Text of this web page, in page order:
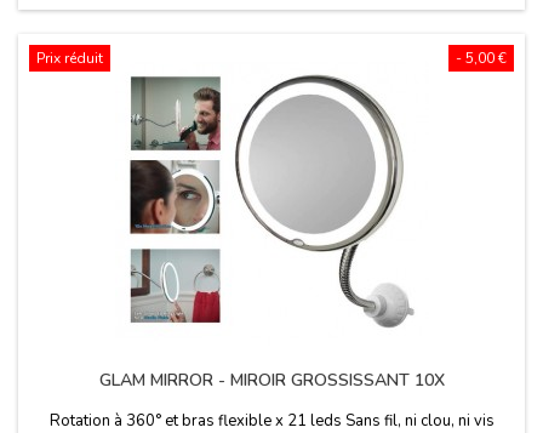
- 5,00 €
Prix réduit
GLAM MIRROR - MIROIR GROSSISSANT 10X
Rotation à 360° et bras flexible x 21 leds Sans fil, ni clou, ni vis